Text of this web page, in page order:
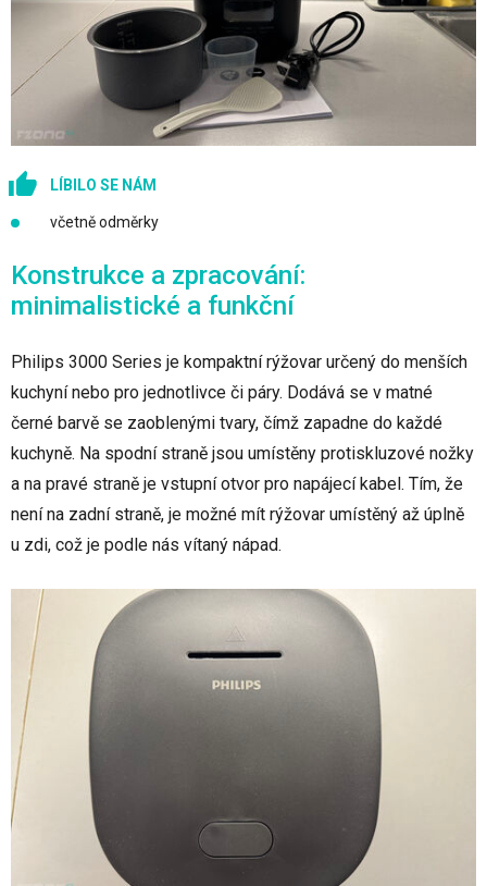
LÍBILO SE NÁM
včetně odměrky
Konstrukce a zpracování:
minimalistické a funkční
Philips 3000 Series je kompaktní rýžovar určený do menších
kuchyní nebo pro jednotlivce či páry. Dodává se v matné
černé barvě se zaoblenými tvary, čímž zapadne do každé
kuchyně. Na spodní straně jsou umístěny protiskluzové nožky
a na pravé straně je vstupní otvor pro napájecí kabel. Tím, že
není na zadní straně, je možné mít rýžovar umístěný až úplně
u zdi, což je podle nás vítaný nápad.